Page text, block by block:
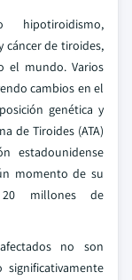
hipotiroidismo,
de tiroides,
el mundo. Varios
cambios en el
genética y
de Tiroides (ATA)
estadounidense
momento de su
20 millones de
no son